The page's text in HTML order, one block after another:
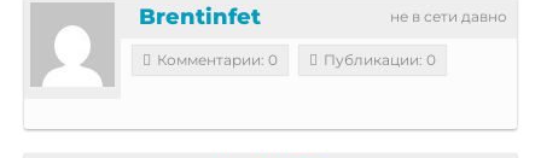
не в сети давно
Brentinfet
Комментарии: 0 Публикации: 0